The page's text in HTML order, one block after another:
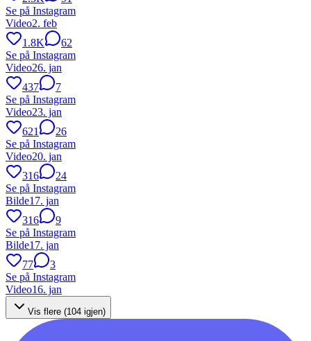
Se på Instagram
Video2. feb
1.8K
62
Se på Instagram
Video26. jan
437
7
Se på Instagram
Video23. jan
621
26
Se på Instagram
Video20. jan
316
24
Se på Instagram
Bilde17. jan
316
9
Se på Instagram
Bilde17. jan
77
3
Se på Instagram
Video16. jan
Vis flere (104 igjen)